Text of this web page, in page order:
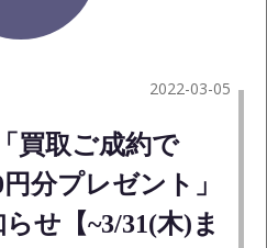
2022-03-05
買取ご成約で
分プレゼント」
せ【~3/31(木)ま